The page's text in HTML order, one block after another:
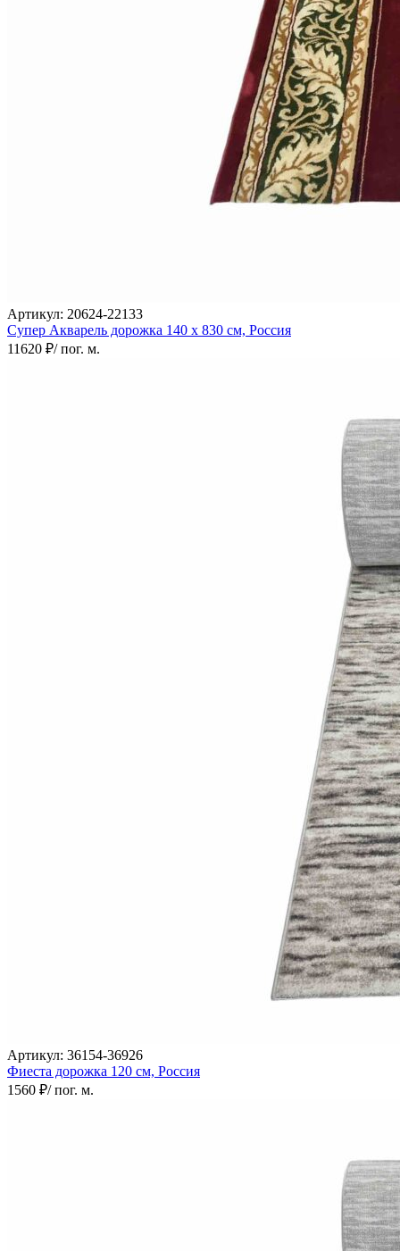
Артикул: 20624-22133
Супер Акварель дорожка 140 х 830 см, Россия
11620 ₽/ пог. м.
Артикул: 36154-36926
Фиеста дорожка 120 см, Россия
1560 ₽/ пог. м.